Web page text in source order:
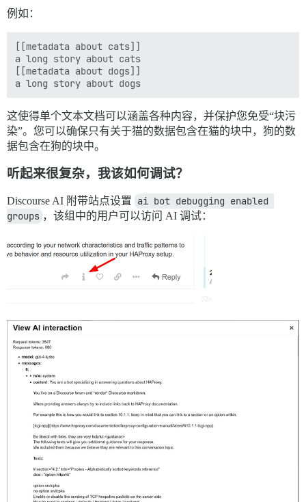
例如：
[[metadata about cats]]
a long story about cats
[[metadata about dogs]]
这使得单个文本文档可以涵盖各种内容，并保护您免受“块污
染”。您可以确保只有关于猫的数据包含在猫的块中，狗的数
据包含在狗的块中。
听起来很复杂，我该如何调试？
Discourse AI 附带站点设置 ai bot debugging enabled
groups ，该组中的用户可以访问 AI 调试：